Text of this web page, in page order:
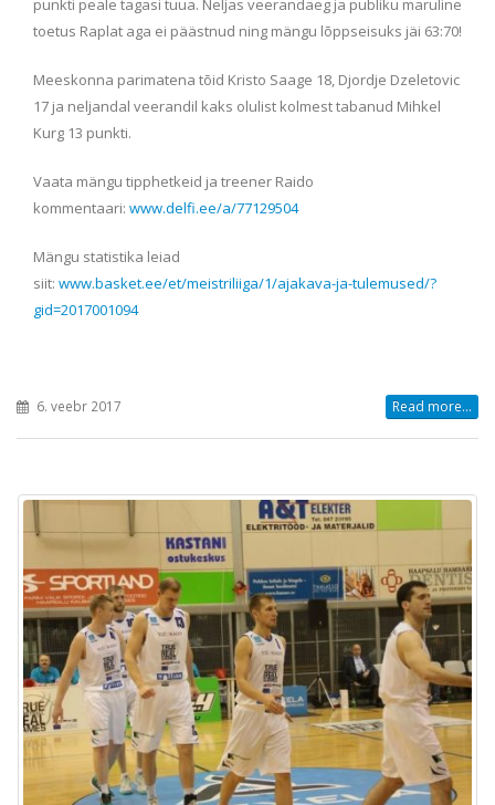
punkti peale tagasi tuua. Neljas veerandaeg ja publiku maruline
toetus Raplat aga ei päästnud ning mängu lõppseisuks jäi 63:70!
Meeskonna parimatena tõid Kristo Saage 18, Djordje Dzeletovic
17 ja neljandal veerandil kaks olulist kolmest tabanud Mihkel
Kurg 13 punkti.
Vaata mängu tipphetkeid ja treener Raido
kommentaari: www.delfi.ee/a/77129504
Mängu statistika leiad
siit: www.basket.ee/et/meistriliiga/1/ajakava-ja-tulemused/?
gid=2017001094
6. veebr 2017 Read more...